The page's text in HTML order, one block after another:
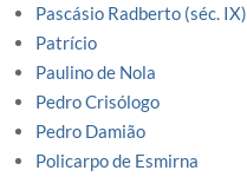
Pascásio Radberto (séc. IX)
Patrício
Paulino de Nola
Pedro Crisólogo
Pedro Damião
Policarpo de Esmirna